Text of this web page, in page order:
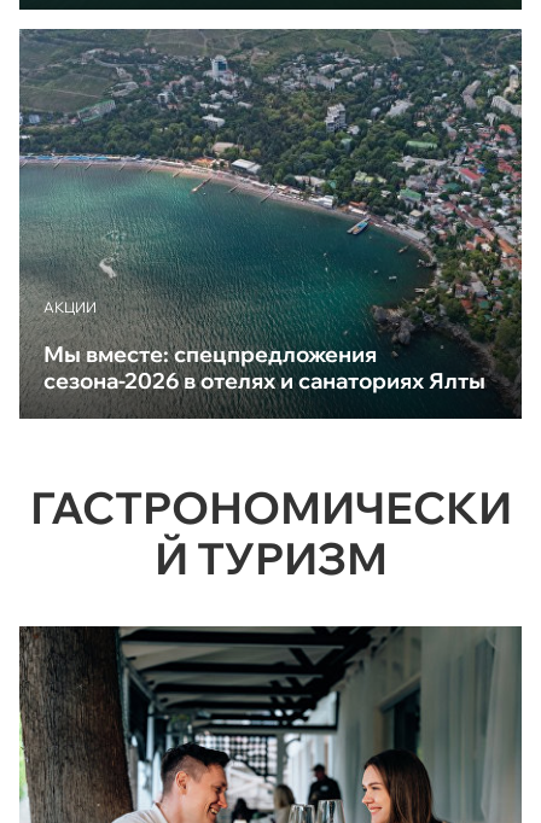
АКЦИИ
Мы вместе: спецпредложения
сезона-2026 в отелях и санаториях Ялты
ГАСТРОНОМИЧЕСКИ
Й ТУРИЗМ